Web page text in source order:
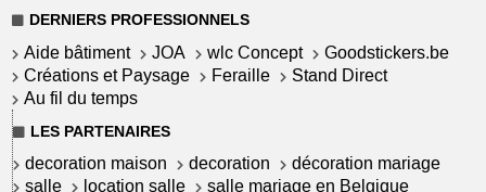
DERNIERS PROFESSIONNELS
Aide bâtiment JOA wlc Concept
Goodstickers.be
Créations et Paysage
Feraille
Stand Direct
Au fil du temps
LES PARTENAIRES
decoration maison decoration
décoration mariage
salle
location salle salle mariage en Belgique